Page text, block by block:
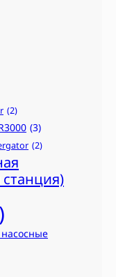
(2)
(3)
(2)